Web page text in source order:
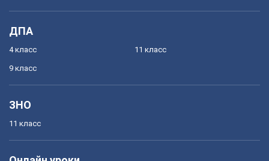
ДПА
4 класс
9 класс
11 класс
ЗНО
11 класс